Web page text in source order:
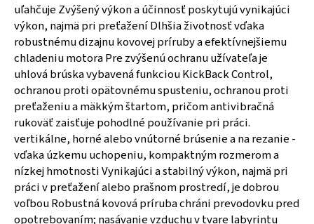
uľahčuje Zvýšený výkon a účinnosť poskytujú vynikajúci
výkon, najmä pri preťažení Dlhšia životnosť vďaka
robustnému dizajnu kovovej príruby a efektívnejšiemu
chladeniu motora Pre zvýšenú ochranu užívateľa je
uhlová brúska vybavená funkciou KickBack Control,
ochranou proti opätovnému spusteniu, ochranou proti
preťaženiu a mäkkým štartom, pričom antivibračná
rukoväť zaisťuje pohodlné používanie pri práci.
vertikálne, horné alebo vnútorné brúsenie a na rezanie -
vďaka úzkemu uchopeniu, kompaktným rozmerom a
nízkej hmotnosti Vynikajúci a stabilný výkon, najmä pri
práci v preťažení alebo prašnom prostredí, je dobrou
voľbou Robustná kovová príruba chráni prevodovku pred
opotrebovaním; nasávanie vzduchu v tvare labyrintu